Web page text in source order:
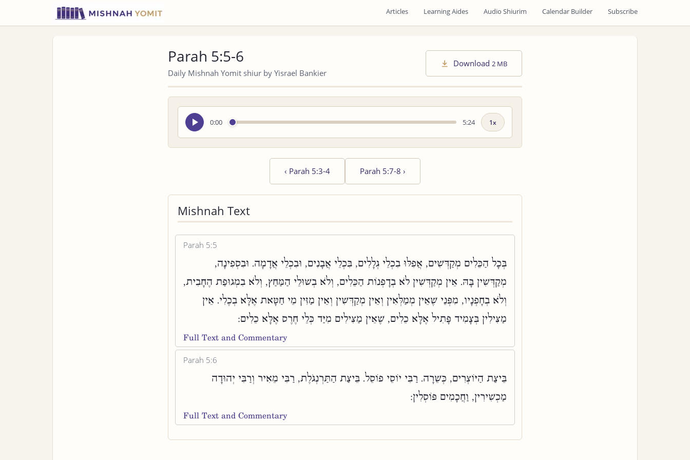
Articles Learning Aides Audio Shiurim Calendar Builder Subscribe
Parah 5:5-6
Daily Mishnah Yomit shiur by Yisrael Bankier
Download 2 MB
0:00
Seek
audio
5:24
Playback
‹ Parah 5:3-4 Parah 5:7-8 ›
Mishnah Text
Parah 5:5
בְּכָל הַכֵּלִים מְקַדְּשִׁים, אֲפִלּוּ בִכְלֵי גְלָלִים, בִּכְלֵי אֲבָנִים, וּבִכְלֵי אֲדָמָה. וּבִסְפִינָה,
מְקַדְּשִׁין בָּהּ. אֵין מְקַדְּשִׁין לֹא בְדָפְנוֹת הַכֵּלִים, וְלֹא בְשׁוּלֵי הַמַּחַץ, וְלֹא בִמְגוּפַת הֶחָבִית,
וְלֹא בְחָפְנָיו, מִפְּנֵי שֶׁאֵין מְמַלְּאִין וְאֵין מְקַדְּשִׁין וְאֵין מַזִּין מֵי חַטָּאת אֶלָּא בְכֶלִי. אֵין
מַצִּילִין בְּצָמִיד פָּתִיל אֶלָּא כֵלִים, שֶׁאֵין מַצִּילִים מִיַּד כְּלֵי חֶרֶס אֶלָּא כֵלִים:
Full Text and Commentary
Parah 5:6
בֵּיצַת הַיּוֹצְרִים, כְּשֵׁרָה. רַבִּי יוֹסֵי פוֹסֵל. בֵּיצַת הַתַּרְנְגֹלֶת, רַבִּי מֵאִיר וְרַבִּי יְהוּדָה
מַכְשִׁירִין, וַחֲכָמִים פּוֹסְלִין:
Full Text and Commentary